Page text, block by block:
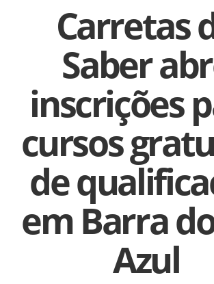
Carretas
Saber
inscrições
cursos
de
em Barra
Azul